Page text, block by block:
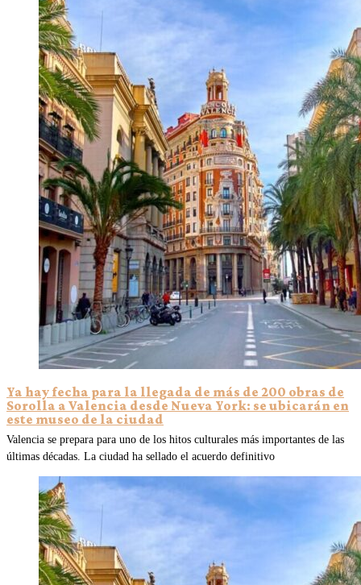
Ya hay fecha para la llegada de más de 200 obras de
Sorolla a Valencia desde Nueva York: se ubicarán en
este museo de la ciudad
Valencia se prepara para uno de los hitos culturales más importantes de las
últimas décadas. La ciudad ha sellado el acuerdo definitivo